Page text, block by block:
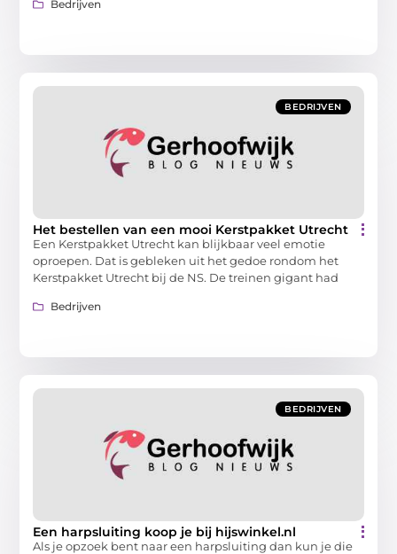
Bedrijven
BEDRIJVEN
Het bestellen van een mooi Kerstpakket Utrecht
Een Kerstpakket Utrecht kan blijkbaar veel emotie
oproepen. Dat is gebleken uit het gedoe rondom het
Kerstpakket Utrecht bij de NS. De treinen gigant had
Bedrijven
BEDRIJVEN
Een harpsluiting koop je bij hijswinkel.nl
Als je opzoek bent naar een harpsluiting dan kun je die